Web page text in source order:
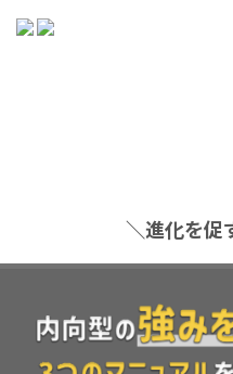
＼進化を促